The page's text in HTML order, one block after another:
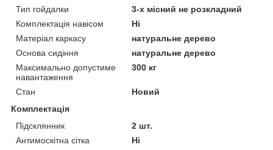
Тип гойдалки
3-х місний не розкладний
Комплектація навісом
Ні
Матеріал каркасу
натуральне дерево
Основа сидіння
натуральне дерево
Максимально допустиме
навантаження
300 кг
Стан
Новий
Комплектація
Підсклянник
2 шт.
Антимоскітна сітка
Ні